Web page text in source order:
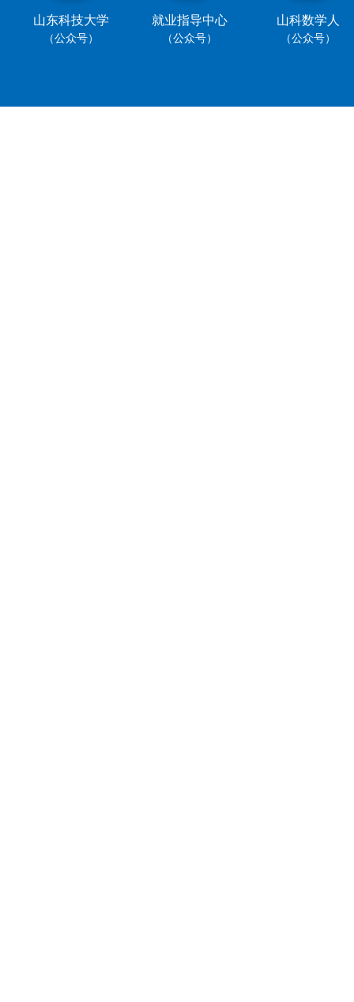
山东科技大学
（公众号）
就业指导中心
（公众号）
山科数学人
（公众号）